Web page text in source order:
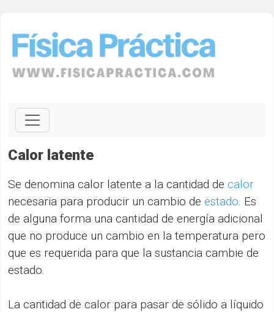
Calor latente
Se denomina calor latente a la cantidad de calor
necesaria para producir un cambio de estado. Es
de alguna forma una cantidad de energía adicional
que no produce un cambio en la temperatura pero
que es requerida para que la sustancia cambie de
estado.
La cantidad de calor para pasar de sólido a líquido